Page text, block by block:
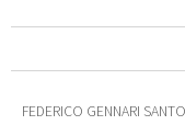
FEDERICO GENNARI